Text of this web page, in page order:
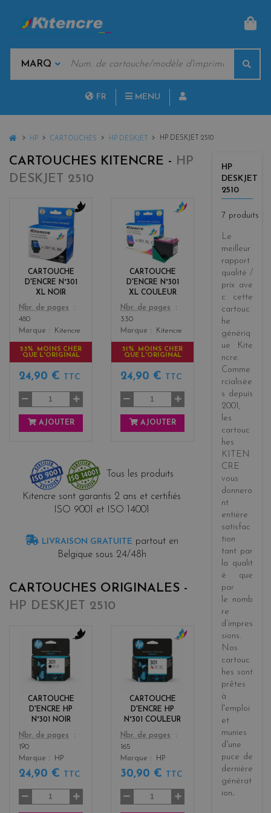
MARQUES
CLÉS
FR MENU
HOME
HP CARTOUCHES HP DESKJET HP DESKJET 2510
CARTOUCHES KITENCRE - HP
DESKJET 2510
CARTOUCHE
D'ENCRE N°301
XL NOIR
Color
l
a
c
k
Nbr. de pages
480
Marque
Kitencre
53% MOINS CHER
QUE L'ORIGINAL
24,90 € TTC
AJOUTER
CARTOUCHE
D'ENCRE N°301
XL COULEUR
Color
l
o
r
s
Nbr. de pages
330
Marque
Kitencre
51% MOINS CHER
QUE L'ORIGINAL
24,90 € TTC
AJOUTER
Tous les produits
Kitencre sont garantis 2 ans et certifiés
ISO 9001 et ISO 14001
LIVRAISON GRATUITE partout en
Belgique sous 24/48h
CARTOUCHES ORIGINALES -
HP DESKJET 2510
CARTOUCHE
D'ENCRE HP
N°301 NOIR
Color
k
Nbr. de pages
190
Marque
HP
24,90 € TTC
CARTOUCHE
D'ENCRE HP
N°301 COULEUR
Color
r
Nbr. de pages
165
Marque
HP
30,90 € TTC
HP
DESKJET
2510
7 produits
Le
meilleur
rapport
qualité /
prix ave
c cette
cartouc
he
génériq
ue
Kite
ncre.
Comme
rcialisée
s depuis
2001 ,
les
cartouc
hes
KITEN
CRE
vous
donnero
nt
entière
satisfac
tion
tant par
la qualit
é que
par
le nomb
re
d’impres
sions.
Nos
cartouc
hes sont
prêtes
à
l'emploi
et
munies
d'une
puce de
dernière
générat
ion.